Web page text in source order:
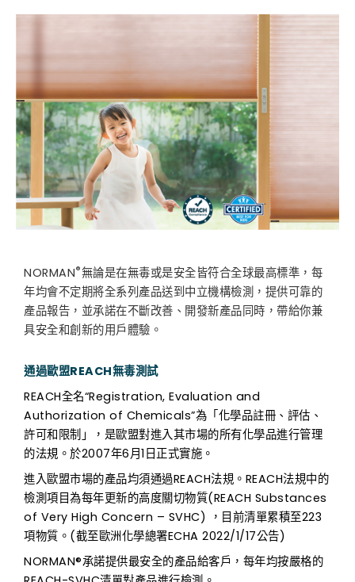
NORMAN®無論是在無毒或是安全皆符合全球最高標準，每
年均會不定期將全系列產品送到中立機構檢測，提供可靠的
產品報告，並承諾在不斷改善、開發新產品同時，帶給你兼
具安全和創新的用戶體驗。
通過歐盟REACH無毒測試
REACH全名“Registration, Evaluation and
Authorization of Chemicals”為「化學品註冊、評估、
許可和限制」，是歐盟對進入其市場的所有化學品進行管理
的法規。於2007年6月1日正式實施。
進入歐盟市場的產品均須通過REACH法規。REACH法規中的
檢測項目為每年更新的高度關切物質(REACH Substances
of Very High Concern – SVHC) ，目前清單累積至223
項物質。(截至歐洲化學總署ECHA 2022/1/17公告)
NORMAN®承諾提供最安全的產品給客戶，每年均按嚴格的